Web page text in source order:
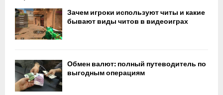
Зачем игроки используют читы и какие
бывают виды читов в видеоиграх
Обмен валют: полный путеводитель по
выгодным операциям